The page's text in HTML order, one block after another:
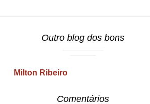
Outro blog dos bons
Milton Ribeiro
Comentários